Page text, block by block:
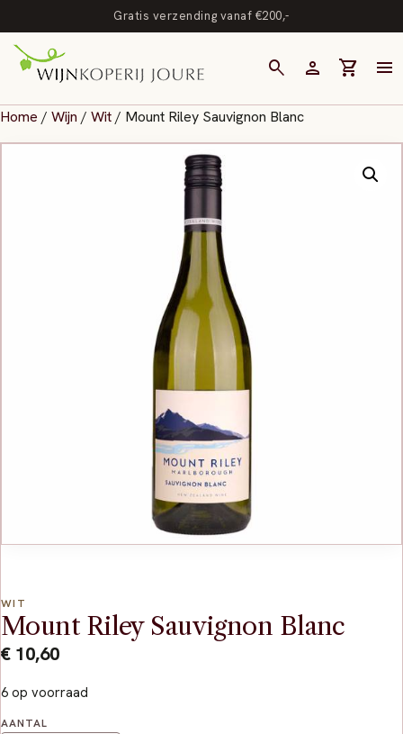
Gratis verzending vanaf €200,-
search person shopping_cart menu
Home / Wijn / Wit/ Mount Riley Sauvignon Blanc
WIT
Mount Riley Sauvignon Blanc
€ 10,60
6 op voorraad
AANTAL